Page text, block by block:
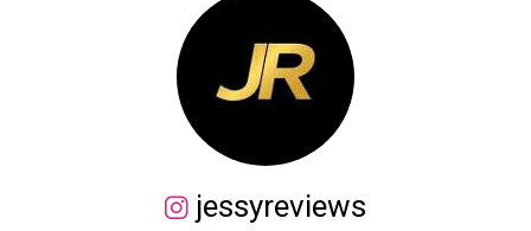
jessyreviews